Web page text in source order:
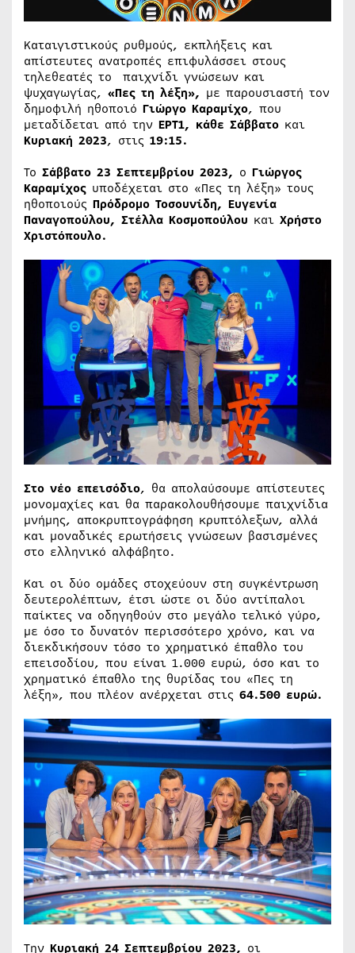
Καταιγιστικούς ρυθμούς, εκπλήξεις και
απίστευτες ανατροπές επιφυλάσσει στους
τηλεθεατές το παιχνίδι γνώσεων και
ψυχαγωγίας, «Πες τη λέξη», με παρουσιαστή τον
δημοφιλή ηθοποιό Γιώργο Καραμίχο, που
μεταδίδεται από την ΕΡΤ1, κάθε Σάββατο και
Κυριακή 2023, στις 19:15.
Το Σάββατο 23 Σεπτεμβρίου 2023, o Γιώργος
Καραμίχος υποδέχεται στο «Πες τη λέξη» τους
ηθοποιούς Πρόδρομο Τοσουνίδη, Ευγενία
Παναγοπούλου, Στέλλα Κοσμοπούλου και Χρήστο
Χριστόπουλο.
Στο νέο επεισόδιο, θα απολαύσουμε απίστευτες
μονομαχίες και θα παρακολουθήσουμε παιχνίδια
μνήμης, αποκρυπτογράφηση κρυπτόλεξων, αλλά
και μοναδικές ερωτήσεις γνώσεων βασισμένες
στο ελληνικό αλφάβητο.
Και οι δύο ομάδες στοχεύουν στη συγκέντρωση
δευτερολέπτων, έτσι ώστε οι δύο αντίπαλοι
παίκτες να οδηγηθούν στο μεγάλο τελικό γύρο,
με όσο το δυνατόν περισσότερο χρόνο, και να
διεκδικήσουν τόσο το χρηματικό έπαθλο του
επεισοδίου, που είναι 1.000 ευρώ, όσο και το
χρηματικό έπαθλο της θυρίδας του «Πες τη
λέξη», που πλέον ανέρχεται στις 64.500 ευρώ.
Την Κυριακή 24 Σεπτεμβρίου 2023, οι